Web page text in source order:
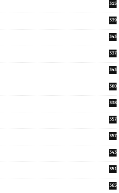
315
339
343
337
343
360
338
357
357
343
351
365